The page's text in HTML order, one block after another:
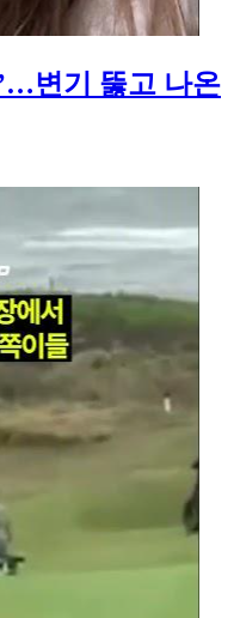
변기 뚫고 나온